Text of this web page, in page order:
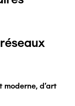
moderne, d'art